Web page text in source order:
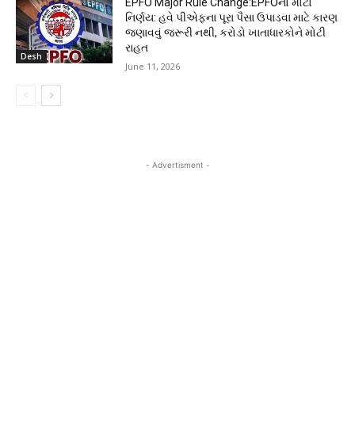
Desh
EPFO Major Rule Change:EPFOનો મોટો
નિર્ણય: હવે પીએફના પૂરા પૈસા ઉપાડવા માટે કારણ
જણાવવું જરૂરી નથી, કરોડો ખાતાધારકોને મોટી
રાહત
June 11, 2026
- Advertisment -